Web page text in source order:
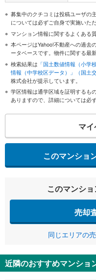
募集中のクチコミは投稿ユーザの
については必ずご自身で実施いた
マンション情報に関するよくある
本ページはYahoo!不動産への過去
ータベースです。物件に関する最
検索結果は 「国土数値情報（小学
情報（中学校区データ）」（国土交
株式会社が提示しています。
学区情報は通学区域を証明するも
ありますので、詳細については必
マ
このマンショ
このマンシ
売却
同じエリアの
近隣のおすすめマンショ